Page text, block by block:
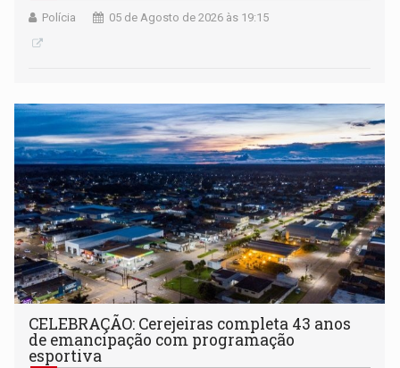
Polícia 05 de Agosto de 2026 às 19:15
CELEBRAÇÃO: Cerejeiras completa 43 anos
de emancipação com programação
esportiva